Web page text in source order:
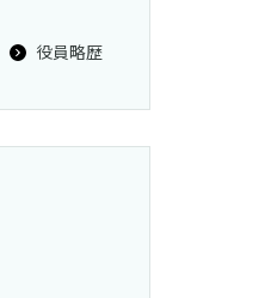
役員略歴